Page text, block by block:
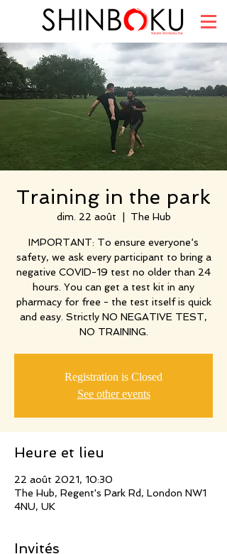
Training in the park
dim. 22 août The Hub
IMPORTANT: To ensure everyone‘s
safety, we ask every participant to bring a
negative COVID-19 test no older than 24
hours. You can get a test kit in any
pharmacy for free - the test itself is quick
and easy. Strictly NO NEGATIVE TEST,
NO TRAINING.
Registration is Closed
See other events
Heure et lieu
22 août 2021, 10:30
The Hub, Regent's Park Rd, London NW1
4NU, UK
Invités